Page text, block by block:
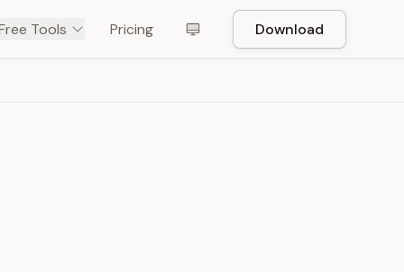
Tools Pricing Download